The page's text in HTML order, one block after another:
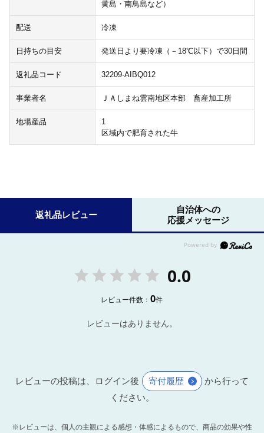
黄島・南鳥島など）
配送 冷凍
日持ちの目安 発送日より要冷凍（－18℃以下）で30日間
返礼品コード 32209-AIBQ012
事業者名 ＪＡしまね雲南地区本部 畜産加工所
地場産品
1
区域内で肥育された牛
返礼品レビュー
自治体への
応援メッセージ
0.0
レビュー件数：0件
レビューはありません。
レビューの投稿は、ログイン後 寄付履歴
から行って
ください。
※レビューは、個人の主観による感想・体感によるもので、商品の効果や性